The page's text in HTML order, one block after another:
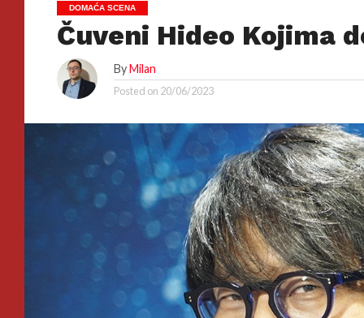
DOMAĆA SCENA
Čuveni Hideo Kojima
By Milan
Posted on 20/06/2023